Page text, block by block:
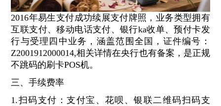
2016年易生支付成功续展支付牌照，业务类型拥有
互联支付、移动电话支付、银行ka收单、预付卡发
行与受理四中业务，涵盖范围全国，证件编号：
Z2001912000014,相关详情在央行也有备案，是正规
不跳码的刷卡POS机。
三、手续费率
1.扫码支付：支付宝、花呗、银联二维码扫码支